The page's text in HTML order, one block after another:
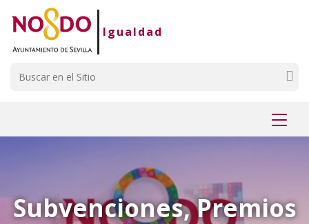
Saltar al contenido
Saltar a la navegación
Información de contacto
Igualdad
menú
Subvenciones, Premios